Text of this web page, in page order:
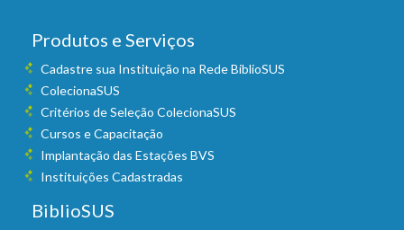
Produtos e Serviços
Cadastre sua Instituição na Rede BiblioSUS
ColecionaSUS
Critérios de Seleção ColecionaSUS
Cursos e Capacitação
Implantação das Estações BVS
Instituições Cadastradas
BiblioSUS